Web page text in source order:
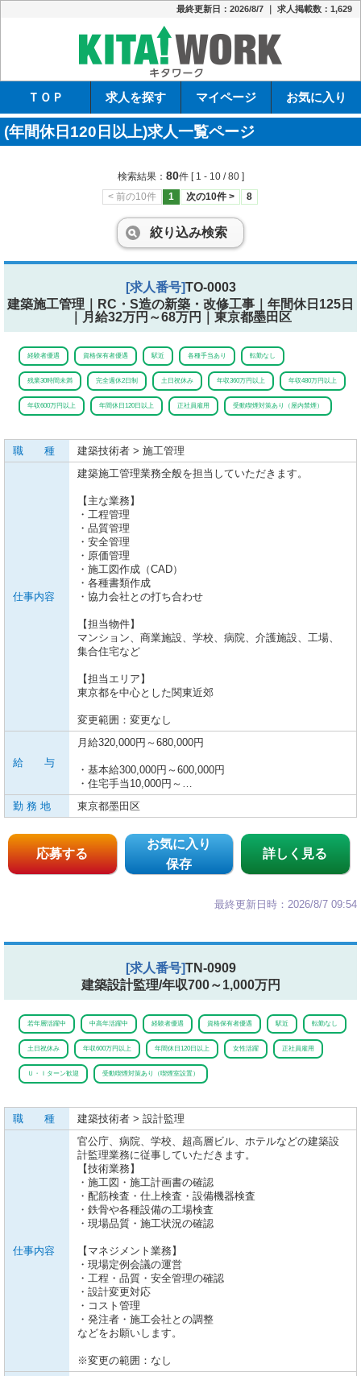
最終更新日：2026/8/7 ｜ 求人掲載数：1,629
ＴＯＰ 求人を探す マイページ お気に入り
(年間休日120日以上)求人一覧ページ
検索結果： 80件 [ 1 - 10 / 80 ]
< 前の10件
1 次の10件 > 8
絞り込み検索
[求人番号]TO-0003
建築施工管理｜RC・S造の新築・改修工事｜年間休日125日
｜月給32万円～68万円｜東京都墨田区
経験者優遇 資格保有者優遇 駅近 各種手当あり 転勤なし
残業30時間未満 完全週休2日制 土日祝休み 年収360万円以上 年収480万円以上
年収600万円以上 年間休日120日以上 正社員雇用 受動喫煙対策あり（屋内禁煙）
職 種 建築技術者 > 施工管理
仕事内容
建築施工管理業務全般を担当していただきます。
【主な業務】
・工程管理
・品質管理
・安全管理
・原価管理
・施工図作成（CAD）
・各種書類作成
・協力会社との打ち合わせ
【担当物件】
マンション、商業施設、学校、病院、介護施設、工場、
集合住宅など
【担当エリア】
東京都を中心とした関東近郊
変更範囲：変更なし
給 与
月給320,000円～680,000円
・基本給300,000円～600,000円
・住宅手当10,000円～…
勤 務 地
東京都墨田区
応募する
お気に入り
保存
詳しく見る
最終更新日時：2026/8/7 09:54
[求人番号]TN-0909
建築設計監理/年収700～1,000万円
若年層活躍中 中高年活躍中 経験者優遇 資格保有者優遇 駅近 転勤なし
土日祝休み 年収600万円以上 年間休日120日以上 女性活躍 正社員雇用
Ｕ・Ｉターン歓迎 受動喫煙対策あり（喫煙室設置）
職 種 建築技術者 > 設計監理
仕事内容
官公庁、病院、学校、超高層ビル、ホテルなどの建築設
計監理業務に従事していただきます。
【技術業務】
・施工図・施工計画書の確認
・配筋検査・仕上検査・設備機器検査
・鉄骨や各種設備の工場検査
・現場品質・施工状況の確認
【マネジメント業務】
・現場定例会議の運営
・工程・品質・安全管理の確認
・設計変更対応
・コスト管理
・発注者・施工会社との調整
などをお願いします。
※変更の範囲：なし